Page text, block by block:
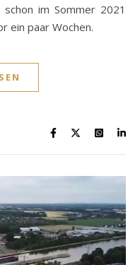
schon im Sommer 2021
ein paar Wochen.